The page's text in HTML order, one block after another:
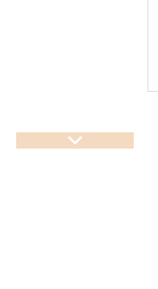
Крупи, насіння, бобові